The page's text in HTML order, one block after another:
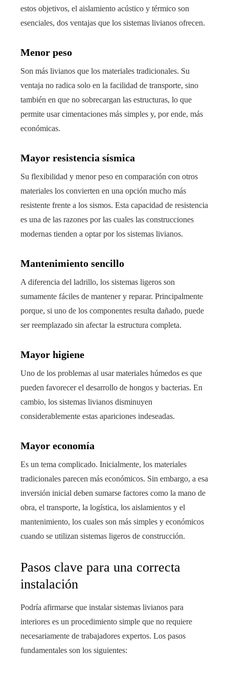
estos objetivos, el aislamiento acústico y térmico son
esenciales, dos ventajas que los sistemas livianos ofrecen.
Menor peso
Son más livianos que los materiales tradicionales. Su
ventaja no radica solo en la facilidad de transporte, sino
también en que no sobrecargan las estructuras, lo que
permite usar cimentaciones más simples y, por ende, más
económicas.
Mayor resistencia sísmica
Su flexibilidad y menor peso en comparación con otros
materiales los convierten en una opción mucho más
resistente frente a los sismos. Esta capacidad de resistencia
es una de las razones por las cuales las construcciones
modernas tienden a optar por los sistemas livianos.
Mantenimiento sencillo
A diferencia del ladrillo, los sistemas ligeros son
sumamente fáciles de mantener y reparar. Principalmente
porque, si uno de los componentes resulta dañado, puede
ser reemplazado sin afectar la estructura completa.
Mayor higiene
Uno de los problemas al usar materiales húmedos es que
pueden favorecer el desarrollo de hongos y bacterias. En
cambio, los sistemas livianos disminuyen
considerablemente estas apariciones indeseadas.
Mayor economía
Es un tema complicado. Inicialmente, los materiales
tradicionales parecen más económicos. Sin embargo, a esa
inversión inicial deben sumarse factores como la mano de
obra, el transporte, la logística, los aislamientos y el
mantenimiento, los cuales son más simples y económicos
cuando se utilizan sistemas ligeros de construcción.
Pasos clave para una correcta
instalación
Podría afirmarse que instalar sistemas livianos para
interiores es un procedimiento simple que no requiere
necesariamente de trabajadores expertos. Los pasos
fundamentales son los siguientes: